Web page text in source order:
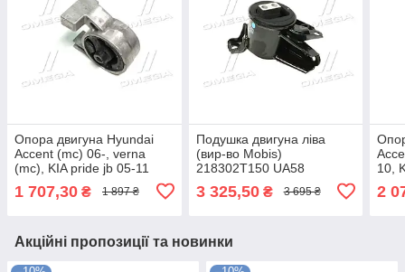
Опора двигуна Hyundai
Accent (mc) 06-, verna
(mc), KIA pride jb 05-11
OLD CZKK-7 (вир-во CTR)
GZ0020 UA58
1 707,30 ₴ 1 897 ₴
Подушка двигуна ліва
(вир-во Mobis)
218302T150 UA58
3 325,50₴ 3 695 ₴
10,
2
Акційні пропозиції та новинки